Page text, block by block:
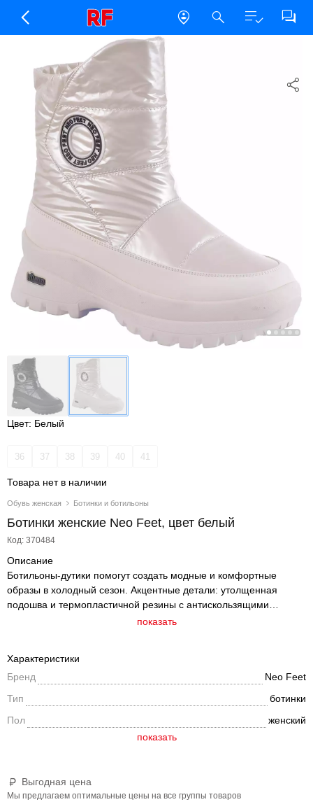
Обувь женская Ботинки и ботильоны
Ботинки женские Neo Feet, цвет белый
Код: 370484
Цвет: Белый
36 37 38 39 40 41
Товара нет в наличии
Описание
Ботильоны-дутики помогут создать модные и комфортные
образы в холодный сезон. Акцентные детали: утолщенная
подошва и термопластичной резины с антискользящими
свойствами, лаконичная и не броская фурнитура. Для верха
из натуральной кожи. Пара утеплена шерстяной подкладкой.
показать
Выгодная цена
Мы предлагаем оптимальные цены на все группы товаров
Характеристики
Бренд
Neo Feet
Тип
ботинки
Пол
женский